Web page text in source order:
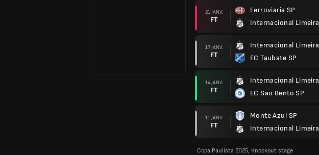
21 JANV.
FT
Ferroviaria SP
Internacional Limeira
17 JANV.
FT
Internacional Limeira
EC Taubate SP
14 JANV.
FT
Internacional Limeira
EC Sao Bento SP
11 JANV.
FT
Monte Azul SP
Internacional Limeira
Copa Paulista 2025, Knockout stage